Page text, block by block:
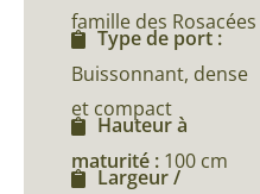
famille des Rosacées
Type de port :
Buissonnant, dense
et compact
Hauteur à
maturité : 100 cm
Largeur /